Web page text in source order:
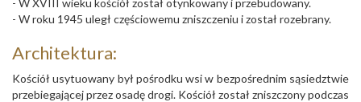
- W XVIII wieku kościół został otynkowany i przebudowany.
- W roku 1945 uległ częściowemu zniszczeniu i został rozebrany.
Architektura:
Kościół usytuowany był pośrodku wsi w bezpośrednim sąsiedztwie
przebiegającej przez osadę drogi. Kościół został zniszczony podczas